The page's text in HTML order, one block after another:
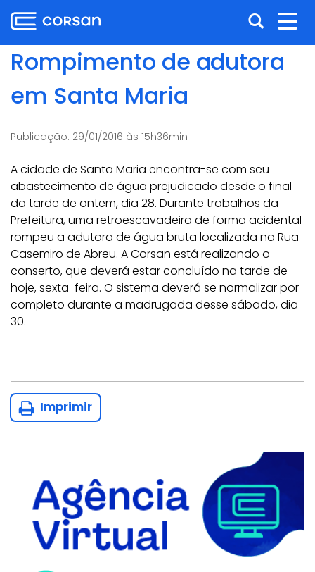
para
o
conteúdo
para
busca
para
o
conteúdo
Abrir
a
busca
Rompimento de adutora
em Santa Maria
Publicação: 29/01/2016 às 15h36min
A cidade de Santa Maria encontra-se com seu
abastecimento de água prejudicado desde o final
da tarde de ontem, dia 28. Durante trabalhos da
Prefeitura, uma retroescavadeira de forma acidental
rompeu a adutora de água bruta localizada na Rua
Casemiro de Abreu. A Corsan está realizando o
conserto, que deverá estar concluído na tarde de
hoje, sexta-feira. O sistema deverá se normalizar por
completo durante a madrugada desse sábado, dia
30.
Imprimir